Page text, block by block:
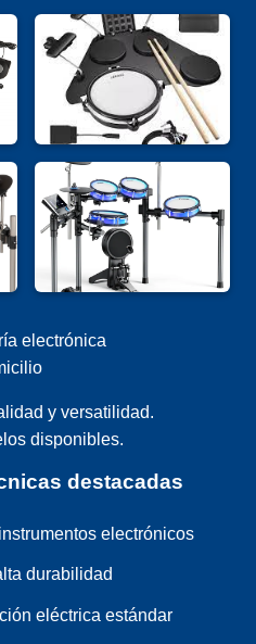
electrónica
y versatilidad.
disponibles.
destacadas
electrónicos
durabilidad
eléctrica estándar